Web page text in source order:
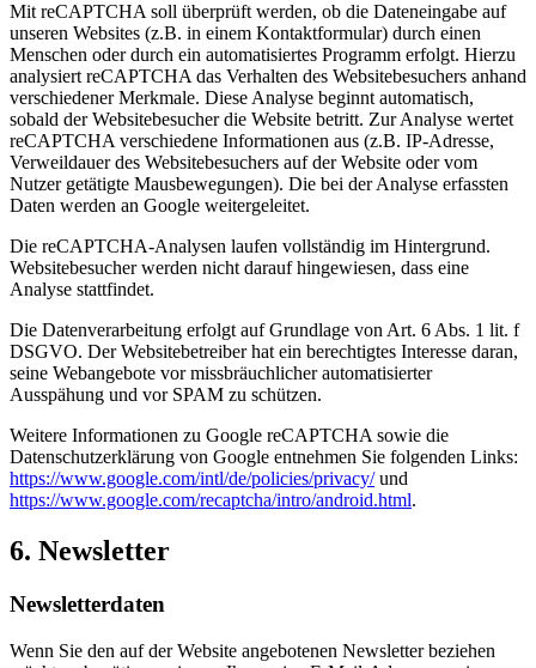
Mit reCAPTCHA soll überprüft werden, ob die Dateneingabe auf
unseren Websites (z.B. in einem Kontaktformular) durch einen
Menschen oder durch ein automatisiertes Programm erfolgt. Hierzu
analysiert reCAPTCHA das Verhalten des Websitebesuchers anhand
verschiedener Merkmale. Diese Analyse beginnt automatisch,
sobald der Websitebesucher die Website betritt. Zur Analyse wertet
reCAPTCHA verschiedene Informationen aus (z.B. IP-Adresse,
Verweildauer des Websitebesuchers auf der Website oder vom
Nutzer getätigte Mausbewegungen). Die bei der Analyse erfassten
Daten werden an Google weitergeleitet.
Die reCAPTCHA-Analysen laufen vollständig im Hintergrund.
Websitebesucher werden nicht darauf hingewiesen, dass eine
Analyse stattfindet.
Die Datenverarbeitung erfolgt auf Grundlage von Art. 6 Abs. 1 lit. f
DSGVO. Der Websitebetreiber hat ein berechtigtes Interesse daran,
seine Webangebote vor missbräuchlicher automatisierter
Ausspähung und vor SPAM zu schützen.
Weitere Informationen zu Google reCAPTCHA sowie die
Datenschutzerklärung von Google entnehmen Sie folgenden Links:
https://www.google.com/intl/de/policies/privacy/und
https://www.google.com/recaptcha/intro/android.html.
6. Newsletter
Newsletterdaten
Wenn Sie den auf der Website angebotenen Newsletter beziehen